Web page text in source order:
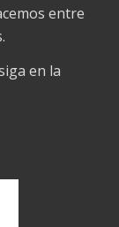
entre
en la